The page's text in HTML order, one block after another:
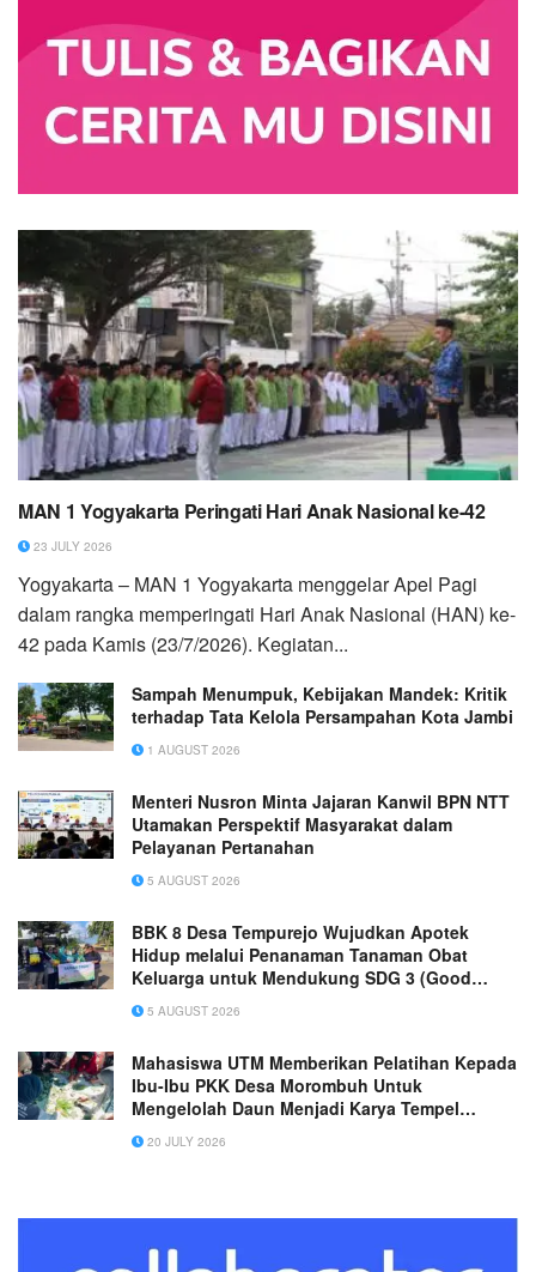
MAN 1 Yogyakarta Peringati Hari Anak Nasional ke-42
23 JULY 2026
Yogyakarta – MAN 1 Yogyakarta menggelar Apel Pagi
dalam rangka memperingati Hari Anak Nasional (HAN) ke-
42 pada Kamis (23/7/2026). Kegiatan...
Sampah Menumpuk, Kebijakan Mandek: Kritik
terhadap Tata Kelola Persampahan Kota Jambi
1 AUGUST 2026
Menteri Nusron Minta Jajaran Kanwil BPN NTT
Utamakan Perspektif Masyarakat dalam
Pelayanan Pertanahan
5 AUGUST 2026
BBK 8 Desa Tempurejo Wujudkan Apotek
Hidup melalui Penanaman Tanaman Obat
Keluarga untuk Mendukung SDG 3 (Good
Health and Well-Being)
5 AUGUST 2026
Mahasiswa UTM Memberikan Pelatihan Kepada
Ibu-Ibu PKK Desa Morombuh Untuk
Mengelolah Daun Menjadi Karya Tempel
Gulung Kukus (ECOPRINT)
20 JULY 2026